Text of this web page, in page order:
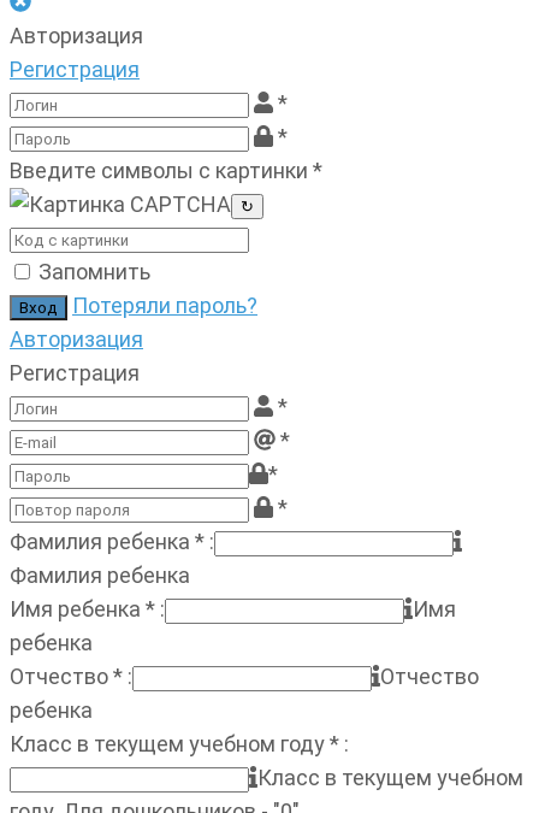
Авторизация
Регистрация
*
*
Введите символы с картинки *
↻
Запомнить
Потеряли пароль?
Авторизация
Регистрация
*
*
*
*
Фамилия ребенка * :
Фамилия ребенка
Имя ребенка * :
Имя
ребенка
Отчество* :
Отчество
ребенка
Класс в текущем учебном году* :
Класс в текущем учебном